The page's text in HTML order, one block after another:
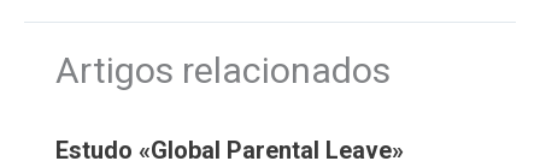
Artigos relacionados
Estudo «Global Parental Leave»